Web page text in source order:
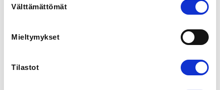
valinta
Välttämättömät
Mieltymykset
Tilastot
Osallistumismaksu (ei TFS jäsen) 100,00 € -
Osallistumismaksu TFS-jäsen 85,00 € -
Tampereen Frisbeeseuran jäsenyyden voimassaolo ja
kurssin alkua.